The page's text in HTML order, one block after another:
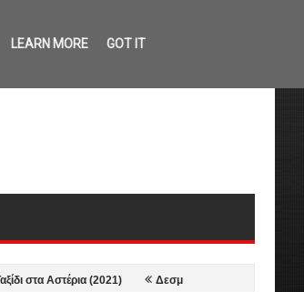
(2021) Δεσμοί Γυναικών - Lingui (2021)
LEARN MORE GOT IT